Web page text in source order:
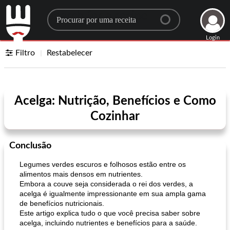
Search for a recipe
Login
Filtro Restabelecer
Acelga: Nutrição, Benefícios e Como
Cozinhar
Conclusão
Legumes verdes escuros e folhosos estão entre os
alimentos mais densos em nutrientes.
Embora a couve seja considerada o rei dos verdes, a
acelga é igualmente impressionante em sua ampla gama
de benefícios nutricionais.
Este artigo explica tudo o que você precisa saber sobre
acelga, incluindo nutrientes e benefícios para a saúde.